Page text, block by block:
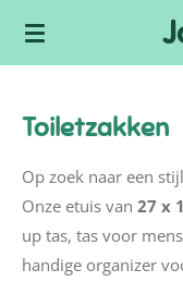
Ga
de
hoofdinhoud
Toiletzakken
Op zoek naar een
Onze etuis van 27 x
up tas, tas voor
handige organizer